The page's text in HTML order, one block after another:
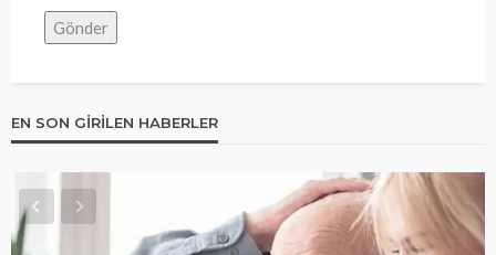
EN SON GIRILEN HABERLER